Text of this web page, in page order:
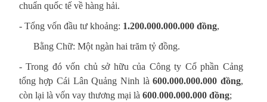
chuẩn quốc tế về hàng hải.
- Tổng vốn đầu tư khoảng: 1.200.000.000.000đồng,
Bằng Chữ: Một ngàn hai trăm tỷ đồng.
- Trong đó vốn chủ sở hữu của Công ty Cổ phần Cảng
tổng hợp Cái Lân Quảng Ninh là600.000.000.000 đồng,
còn lại là vốn vay thương mại là 600.000.000.000 đồng;